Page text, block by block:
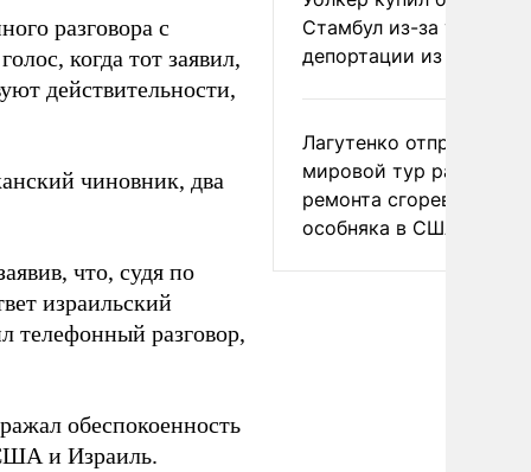
разговора с
когда тот заявил,
действительности,
чиновник, два
что, судя по
израильский
телефонный разговор,
обеспокоенность
и Израиль.
Стамбул из-за угрозы
депортации из России
Лагутенко отправился в
мировой тур ради
ремонта сгоревшего
особняка в США